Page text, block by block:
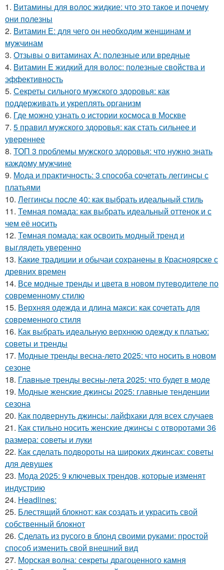
1. Витамины для волос жидкие: что это такое и почему
они полезны
2. Витамин Е: для чего он необходим женщинам и
мужчинам
3. Отзывы о витаминах А: полезные или вредные
4. Витамин Е жидкий для волос: полезные свойства и
эффективность
5. Секреты сильного мужского здоровья: как
поддерживать и укреплять организм
6. Где можно узнать о истории космоса в Москве
7. 5 правил мужского здоровья: как стать сильнее и
увереннее
8. ТОП 3 проблемы мужского здоровья: что нужно знать
каждому мужчине
9. Мода и практичность: 3 способа сочетать леггинсы с
платьями
10. Леггинсы после 40: как выбрать идеальный стиль
11. Темная помада: как выбрать идеальный оттенок и с
чем её носить
12. Темная помада: как освоить модный тренд и
выглядеть уверенно
13. Какие традиции и обычаи сохранены в Красноярске с
древних времен
14. Все модные тренды и цвета в новом путеводителе по
современному стилю
15. Верхняя одежда и длина макси: как сочетать для
современного стиля
16. Как выбрать идеальную верхнюю одежду к платью:
советы и тренды
17. Модные тренды весна-лето 2025: что носить в новом
сезоне
18. Главные тренды весны-лета 2025: что будет в моде
19. Модные женские джинсы 2025: главные тенденции
сезона
20. Как подвернуть джинсы: лайфхаки для всех случаев
21. Как стильно носить женские джинсы с отворотами 36
размера: советы и луки
22. Как сделать подвороты на широких джинсах: советы
для девушек
23. Мода 2025: 9 ключевых трендов, которые изменят
индустрию
24. Headlines:
25. Блестящий блокнот: как создать и украсить свой
собственный блокнот
26. Сделать из русого в блонд своими руками: простой
способ изменить свой внешний вид
27. Морская волна: секреты драгоценного камня